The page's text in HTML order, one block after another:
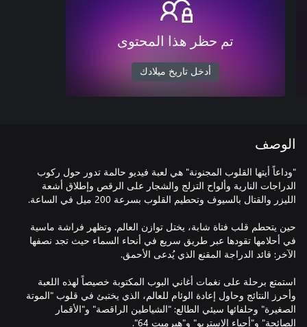
تم حظر هذا المحتوى
أدخل تاريخ ميلادك
الوصف
"وداعاً أيتها القلوب المجنونة" هي لعبة فيديو حالمة تدور حول ركوب
الدراجات النارية وألواح التزلج والشجار على الرقص وإطلاق أشعة
حين يتحطم قلب فتاة شابة، يختل توازن العالم. وتظهر فراشة ماسية
في أحلامها تقودها عبر طريق سريع في أنحاء السماء حيث تجد نصفها
استمتع برحلة على نغمات أغاني البوب المكتوبة خصيصاً لهذه اللعبة
وأحرز النتائج وحاول إعادة الوئام للعالم، الذي يختبئ في قلوب "الموتة
الصغيرة" وحلفائها سيئي الطالع: "الشياطين الراقصة" و"الأقمار